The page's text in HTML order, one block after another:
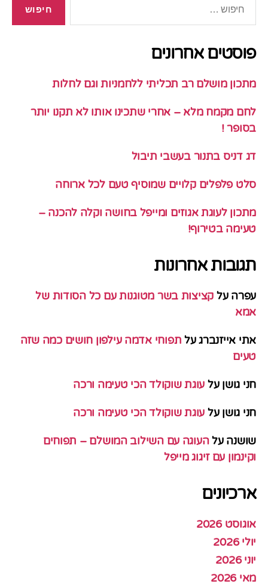
פוסטים אחרונים
מתכון מושלם רב תכליתי ללחמניות וגם לחלות
לחם מקמח מלא – אחרי שתכינו אותו לא תקנו יותר
בסופר !
דג דניס בתנור בעשבי תיבול
סלט פלפלים קלויים שמוסיף טעם לכל ארוחה
מתכון לעוגת אגוזים ומייפל בחושה וקלה להכנה –
טעימה בטירוף!
תגובות אחרונות
עפרה על קציצות בשר מטוגנות עם כל הסודות של
אמא
אתי אייזנברגעל תפוחי אדמה עילפון חושים כמה שזה
טעים
חני גושן על עוגת שוקולד הכי טעימה ורכה
חני גושן על עוגת שוקולד הכי טעימה ורכה
שושנה עלהעוגה עם השילוב המושלם – תפוחים
וקינמון עם זיגוג מייפל
ארכיונים
אוגוסט 2026
יולי 2026
יוני 2026
מאי 2026